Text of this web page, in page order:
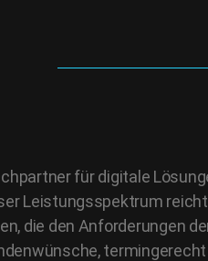
für digitale
Leistungsspektrum
die den Anforderungen
termingerecht